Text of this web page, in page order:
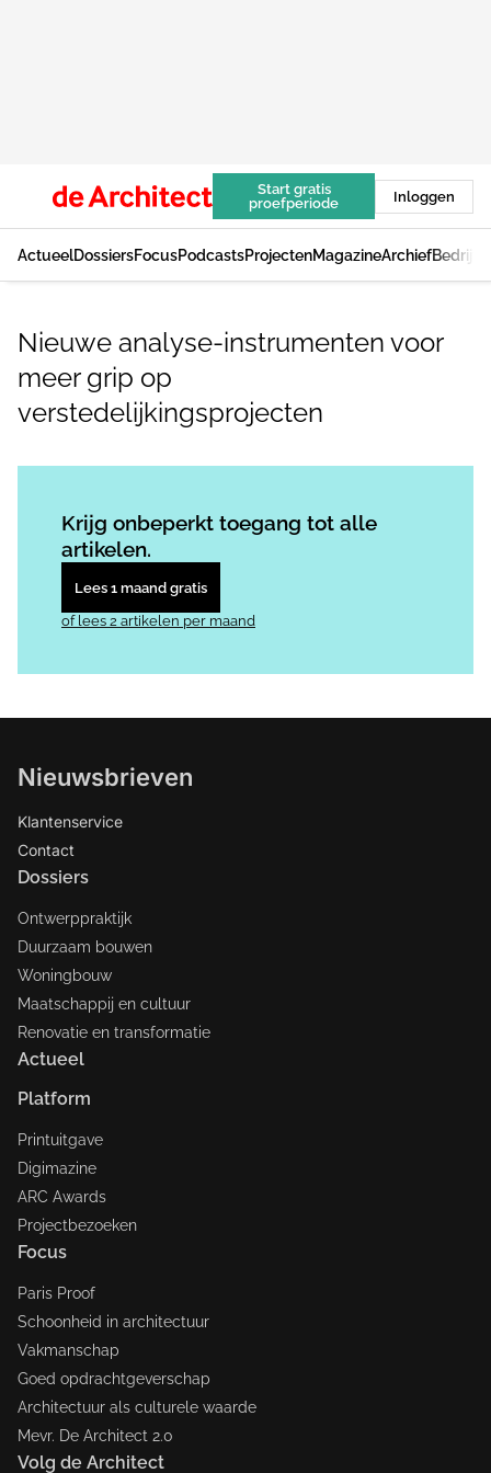
Start gratis
proefperiode
Inloggen
ActueelDossiersFocusPodcastsProjectenMagazineArchief
Nieuwe analyse-instrumenten voor
meer grip op
verstedelijkingsprojecten
Krijg onbeperkt toegang tot alle
artikelen.
Lees 1 maand gratis
of lees 2 artikelen per maand
Nieuwsbrieven
Klantenservice
Contact
Dossiers
Ontwerppraktijk
Duurzaam bouwen
Woningbouw
Maatschappij en cultuur
Renovatie en transformatie
Actueel
Platform
Printuitgave
Digimazine
ARC Awards
Projectbezoeken
Focus
Paris Proof
Schoonheid in architectuur
Vakmanschap
Goed opdrachtgeverschap
Architectuur als culturele waarde
Mevr. De Architect 2.0
Volg de Architect